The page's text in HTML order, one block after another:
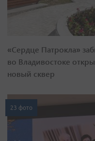
«Сердце Патрокла»
во Владивостоке
новый сквер
23 фото